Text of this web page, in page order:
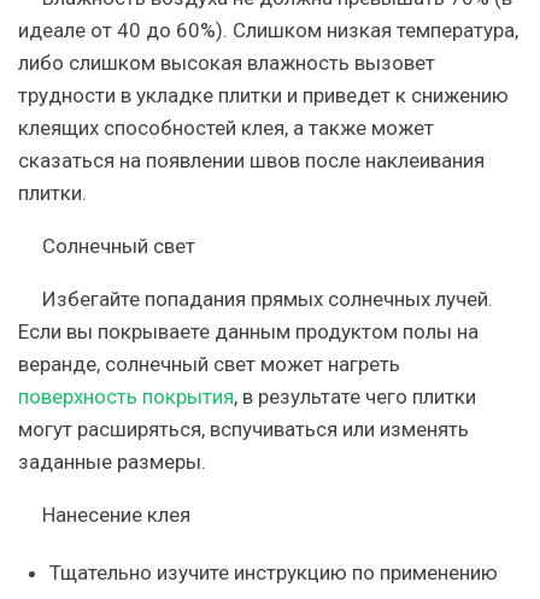
идеале от 40 до 60%). Слишком низкая температура,
либо слишком высокая влажность вызовет
трудности в укладке плитки и приведет к снижению
клеящих способностей клея, а также может
сказаться на появлении швов после наклеивания
плитки.
Солнечный свет
Избегайте попадания прямых солнечных лучей.
Если вы покрываете данным продуктом полы на
веранде, солнечный свет может нагреть
поверхность покрытия, в результате чего плитки
могут расширяться, вспучиваться или изменять
заданные размеры.
Нанесение клея
Тщательно изучите инструкцию по применению